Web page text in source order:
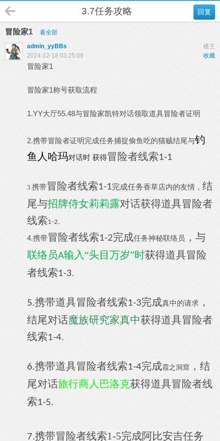
回复
3.7任务攻略
冒险家1
看全部
楼主
admin_yyBBs
收藏
2024-12-18 03:25:09
冒险家1
冒险家1称号获取流程
1.YY大厅55.48与冒险家凯特对话领取道具冒险者证明
2.携带冒险者证明完成任务捕捉偷鱼吃的猫贼结尾与钓
鱼人哈玛对话时 获得冒险者线索1-1
3.携带冒险者线索1-1完成任务香草店内的友情 ， 结
尾与招牌侍女莉莉露对话获得道具冒险者
线索1-2.
4.携带冒险者线索1-2完成任务神秘联络员 ，与
联络员A输入“头目万岁”时获得道具冒险
者线索1-3.
5.携带道具冒险者线索1-3完成真中的请求 ，
结尾对话魔族研究家真中获得道具冒险者
线索1-4.
6.携带道具冒险者线索1-4完成霞之洞窟
，结
尾对话旅行商人巴洛克获得道具冒险者线
索1-5.
7.携带冒险者线索1-5完成阿比安吉任务